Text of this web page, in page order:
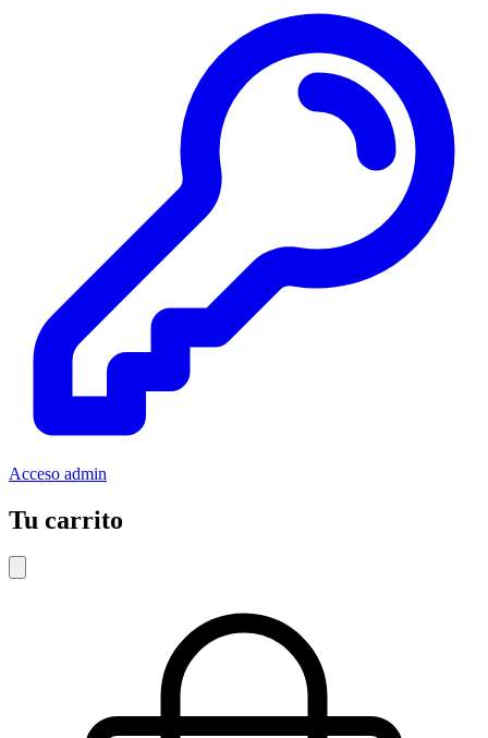
Acceso admin
Tu carrito